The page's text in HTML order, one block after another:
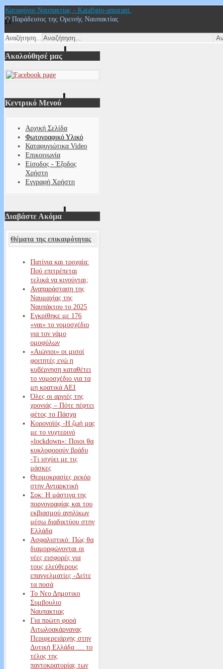
Καταφύγιο Ναυπακτίας - Katafigio-amorani.
Ο Παράδεισος της Ορεινής Ναυπακτίας
Αναζήτηση...
Ακολούθησέ μας
Κεντρικό Μενού
Αρχική Σελίδα
Φωτογραφικό Υλικό
Καταφυγιώτικα Video
Επικοινωνία
Είσοδος - Έξοδος
Χρήστη
Εγγραφή Χρήστη
Διαβάστε Ακόμα
Θέματα της επικαιρότητας
Πατίνια και τροχαία:
Πού επιτρέπεται
τελικά να κινούνται;
Αναπαράσταση της
Ναυμαχίας της
Ναυπάκτου το 2025
Εγκρίθηκε με 176
«ναι» το νομοσχέδιο
για τον γάμο
ομοφύλων
«Αιώνιοι» οι μισοί
φοιτητές ενώ η
κυβέρνηση καταθέτει
το νομοσχέδιο για τα
μη κρατικά ΑΕΙ
Όλες οι αργιές της
χρονιάς – Πότε πέφτει
φέτος το Πάσχα
Κορονοϊός -Η ζωή μας
με το νυχτερινό
«lockdown»: Ποιοι θα
κυκλοφορούν βράδυ
-Τι ισχύει με τις
μάσκες
Θερμοκρασίες ρεκόρ
στην Ανταρκτική
Σοκ: Η μάστιγα της
πορνογραφίας και του
εκβιασμού ανηλίκων
μέσω διαδικτύου στην
Ελλάδα
Ασφαλιστικό: Πώς θα
διαμορφώνονται οι
νέες εισφορές για
τους ελεύθερους
επαγγελματίες -Δείτε
τα ποσά
Το Νεο Δημοτικο
Συμβουλιο
Ναυπακτιας
Για πρώτη φορά
Αιτωλοακάρνανας
Περιφερειάρχης στην
Δυτική Ελλάδα .... το
τέλος της
παντοκρατορίας των